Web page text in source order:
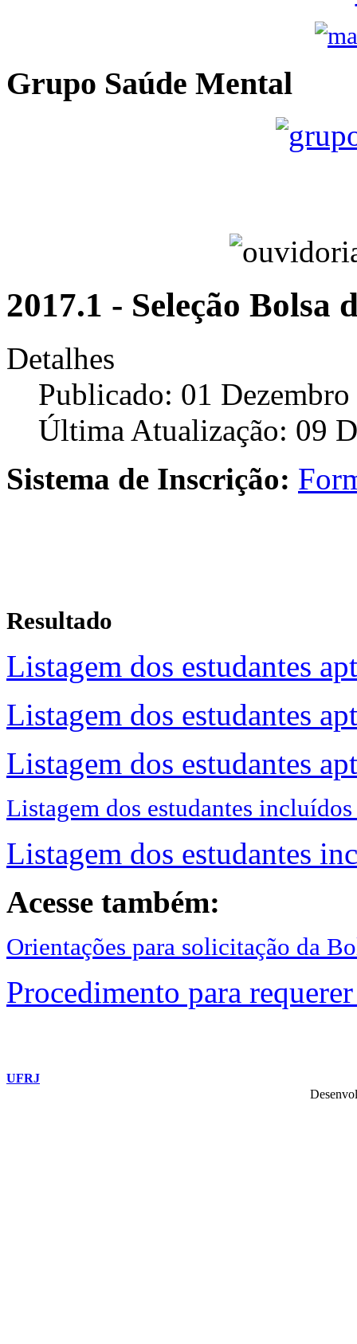
Grupo Saúde Mental
2017.1 - Seleção Bolsa
Detalhes
Publicado: 01
Última Atualização: 09
Sistema de Inscrição:
Resultado
Listagem dos estudantes
Listagem dos estudantes
Listagem dos estudantes
Listagem dos estudantes
Listagem dos estudantes
Acesse também:
Orientações para solicitação da
Procedimento para
UFRJ